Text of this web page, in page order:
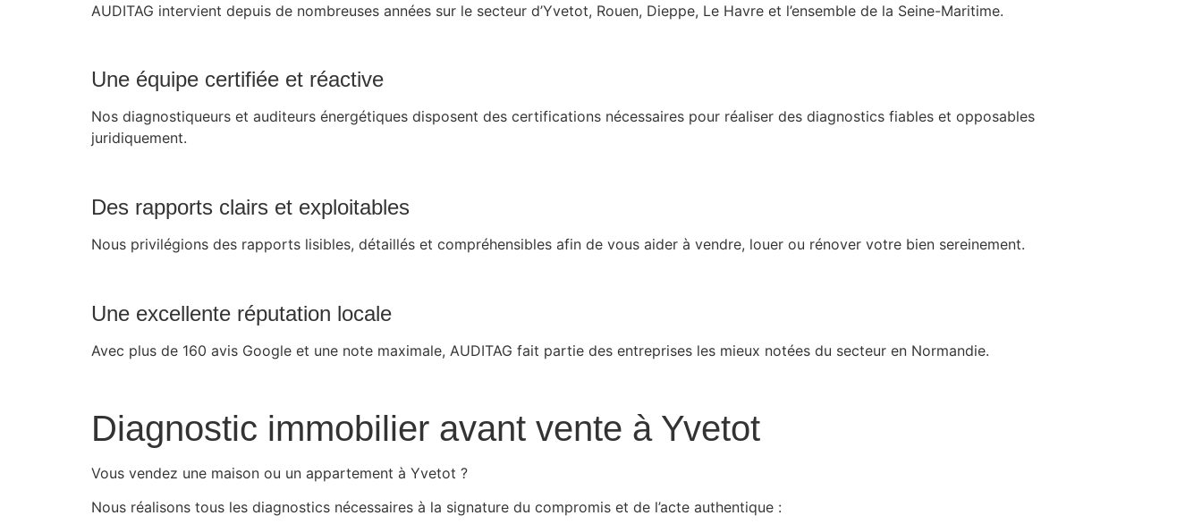
AUDITAG intervient depuis de nombreuses années sur le secteur d’Yvetot, Rouen, Dieppe, Le Havre et l’ensemble de la Seine-Maritime.
Une équipe certifiée et réactive
Nos diagnostiqueurs et auditeurs énergétiques disposent des certifications nécessaires pour réaliser des diagnostics fiables et opposables
juridiquement.
Des rapports clairs et exploitables
Nous privilégions des rapports lisibles, détaillés et compréhensibles afin de vous aider à vendre, louer ou rénover votre bien sereinement.
Une excellente réputation locale
Avec plus de 160 avis Google et une note maximale, AUDITAG fait partie des entreprises les mieux notées du secteur en Normandie.
Diagnostic immobilier avant vente à Yvetot
Vous vendez une maison ou un appartement à Yvetot ?
Nous réalisons tous les diagnostics nécessaires à la signature du compromis et de l’acte authentique :